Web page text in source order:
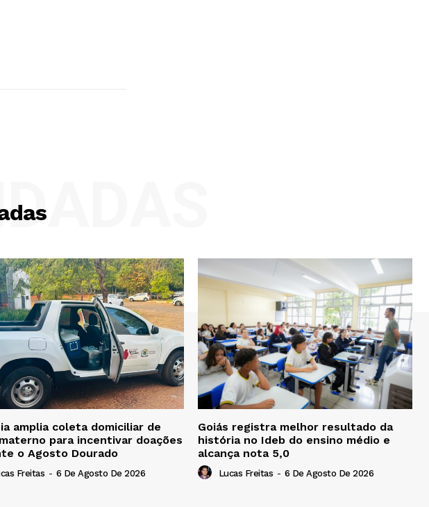
amplia coleta domiciliar de
para incentivar doações
o Agosto Dourado
Freitas - 6 De Agosto De 2026
Goiás registra melhor resultado da
história no Ideb do ensino médio e
alcança nota 5,0
Lucas Freitas - 6 De Agosto De 2026